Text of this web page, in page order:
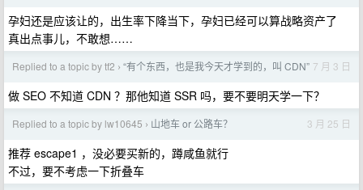
孕妇还是应该让的，出生率下降当下，孕妇已经可以算战略资产了
真出点事儿，不敢想……
Replied to a topic by tf2 › “有个东西，也是我今天才学到的，叫 CDN” 7 月 3 日
做 SEO 不知道 CDN ？那他知道 SSR 吗，要不要明天学一下？
Replied to a topic by lw10645 › 山地车 or 公路车？ 3 月 25 日
推荐 escape1 ，没必要买新的，蹲咸鱼就行
不过，要不考虑一下折叠车